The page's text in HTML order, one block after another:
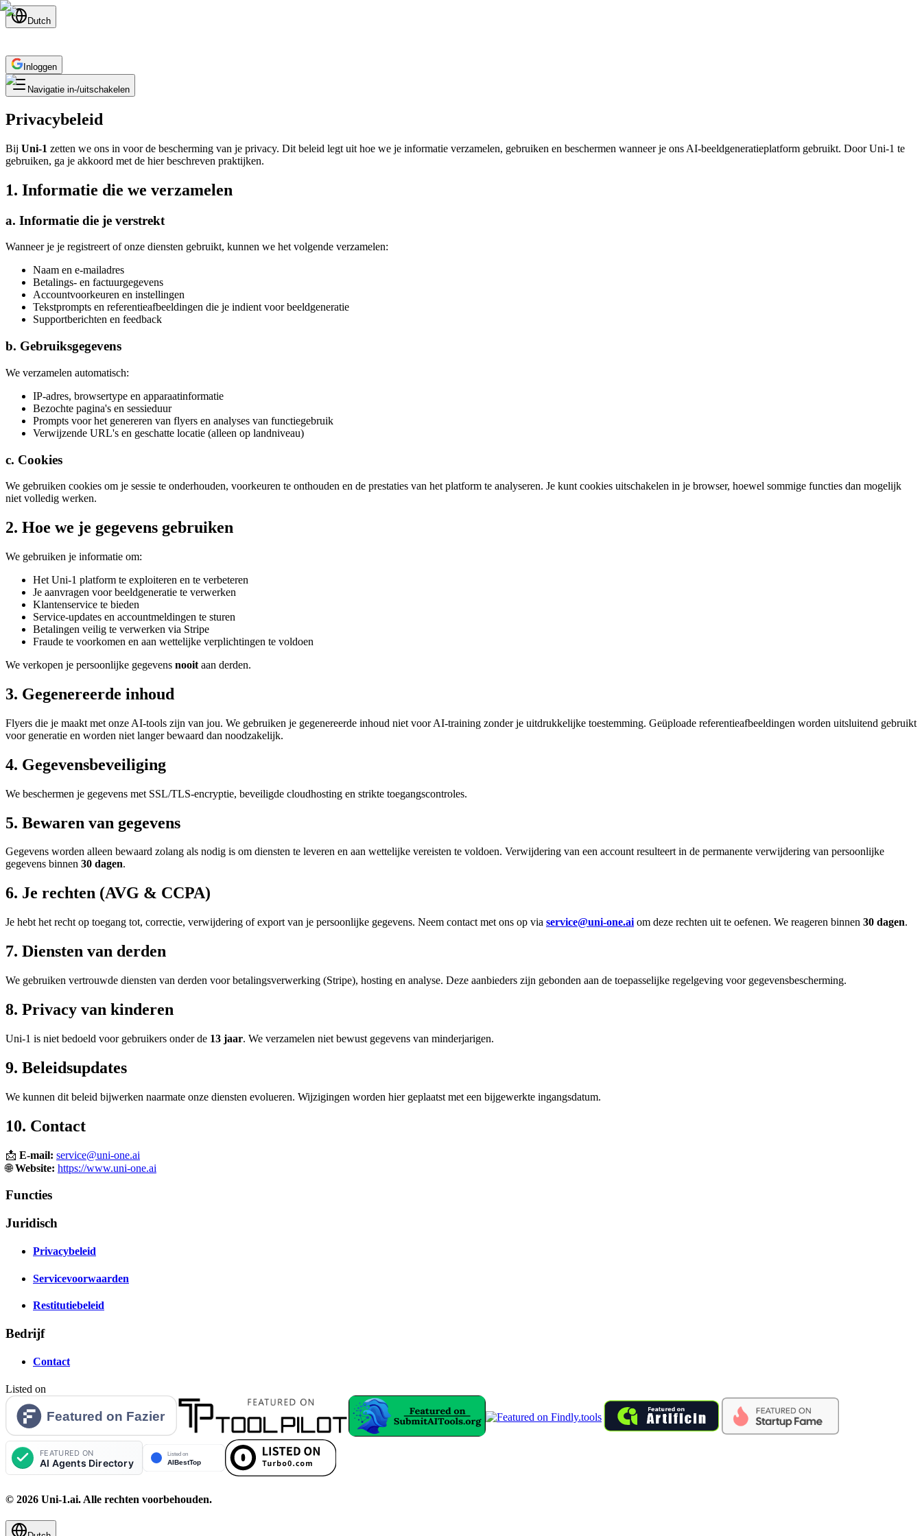
Dutch
Inloggen
Navigatie in-/uitschakelen
Privacybeleid
Bij Uni-1 zetten we ons in voor de bescherming van je privacy. Dit beleid legt uit hoe we je informatie verzamelen, gebruiken en beschermen wanneer je ons AI-beeldgeneratieplatform gebruikt. Door Uni-1 te
gebruiken, ga je akkoord met de hier beschreven praktijken.
1. Informatie die we verzamelen
a. Informatie die je verstrekt
Wanneer je je registreert of onze diensten gebruikt, kunnen we het volgende verzamelen:
Naam en e-mailadres
Betalings- en factuurgegevens
Accountvoorkeuren en instellingen
Tekstprompts en referentieafbeeldingen die je indient voor beeldgeneratie
Supportberichten en feedback
b. Gebruiksgegevens
We verzamelen automatisch:
IP-adres, browsertype en apparaatinformatie
Bezochte pagina's en sessieduur
Prompts voor het genereren van flyers en analyses van functiegebruik
Verwijzende URL's en geschatte locatie (alleen op landniveau)
c. Cookies
We gebruiken cookies om je sessie te onderhouden, voorkeuren te onthouden en de prestaties van het platform te analyseren. Je kunt cookies uitschakelen in je browser, hoewel sommige functies dan mogelijk
niet volledig werken.
2. Hoe we je gegevens gebruiken
We gebruiken je informatie om:
Het Uni-1 platform te exploiteren en te verbeteren
Je aanvragen voor beeldgeneratie te verwerken
Klantenservice te bieden
Service-updates en accountmeldingen te sturen
Betalingen veilig te verwerken via Stripe
Fraude te voorkomen en aan wettelijke verplichtingen te voldoen
We verkopen je persoonlijke gegevens nooit aan derden.
3. Gegenereerde inhoud
Flyers die je maakt met onze AI-tools zijn van jou. We gebruiken je gegenereerde inhoud niet voor AI-training zonder je uitdrukkelijke toestemming. Geüploade referentieafbeeldingen worden uitsluitend gebruikt
voor generatie en worden niet langer bewaard dan noodzakelijk.
4. Gegevensbeveiliging
We beschermen je gegevens met SSL/TLS-encryptie, beveiligde cloudhosting en strikte toegangscontroles.
5. Bewaren van gegevens
Gegevens worden alleen bewaard zolang als nodig is om diensten te leveren en aan wettelijke vereisten te voldoen. Verwijdering van een account resulteert in de permanente verwijdering van persoonlijke
gegevens binnen 30 dagen.
6. Je rechten (AVG & CCPA)
Je hebt het recht op toegang tot, correctie, verwijdering of export van je persoonlijke gegevens. Neem contact met ons op via service@uni-one.ai om deze rechten uit te oefenen. We reageren binnen 30 dagen.
7. Diensten van derden
We gebruiken vertrouwde diensten van derden voor betalingsverwerking (Stripe), hosting en analyse. Deze aanbieders zijn gebonden aan de toepasselijke regelgeving voor gegevensbescherming.
8. Privacy van kinderen
Uni-1 is niet bedoeld voor gebruikers onder de 13 jaar. We verzamelen niet bewust gegevens van minderjarigen.
9. Beleidsupdates
We kunnen dit beleid bijwerken naarmate onze diensten evolueren. Wijzigingen worden hier geplaatst met een bijgewerkte ingangsdatum.
10. Contact
📩 E-mail: service@uni-one.ai
🌐Website: https://www.uni-one.ai
Functies
Juridisch
Privacybeleid
Servicevoorwaarden
Restitutiebeleid
Bedrijf
Contact
Listed on
© 2026 Uni-1.ai. Alle rechten voorbehouden.